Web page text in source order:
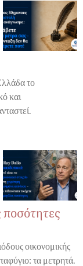
το
και
ποσότητες
οικονομικής
τα μετρητά.